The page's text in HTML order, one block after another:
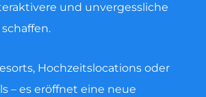
und unvergessliche
Hochzeitslocations oder
– es eröffnet eine neue